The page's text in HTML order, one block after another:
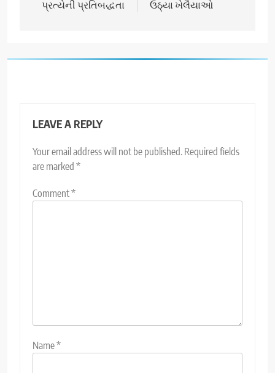
પ્રત્યેની પ્રતિબદ્ધતા ઉઠ્યા ખેલૈયાઓ
LEAVE A REPLY
Your email address will not be published. Required fields
are marked *
Comment*
Name*